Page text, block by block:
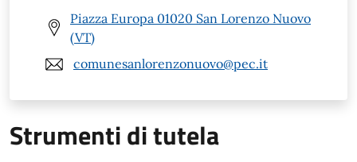
Piazza Europa 01020 San Lorenzo Nuovo
(VT)
comunesanlorenzonuovo@pec.it
Strumenti di tutela